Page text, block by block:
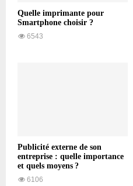
Quelle imprimante pour
Smartphone choisir ?
6543
Publicité externe de son
entreprise : quelle importance
et quels moyens ?
6106